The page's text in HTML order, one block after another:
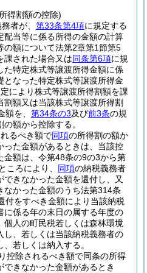
得割額の控除)
者が、 第33条第4項に規定する
配当等に係る所得の金額の計算
の額について法第2章第1節第5
課された場合又は同条第6項に規
た特定株式等譲渡所得金額に係
となった特定株式等譲渡所得金
により株式等譲渡所得割額を課
額又は当該株式等譲渡所得割
を、 第34条の3及び前3条の規
額から控除する。
るべき額で同項の所得割の額か
った金額があるときは、当該控
金額は、令第48条の9の3から第
ころにより、 同項の納税義務者
きなかった金額を還付し、又
なかった金額のうち法第314条
付をすべき金額により当該納税
に係る年の末日の属する年度の
個人の町民税若しくは森林環境
し、若しくは当該納税義務者の
若しくは納入する。
控除されるべき額で同条の所得
きなかった金額があるとき